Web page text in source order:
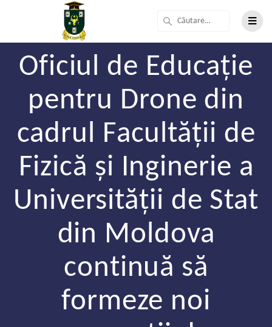
Oficiul de Educație
pentru Drone din
cadrul Facultății de
Fizică și Inginerie a
Universității de Stat
din Moldova
continuă să
formeze noi